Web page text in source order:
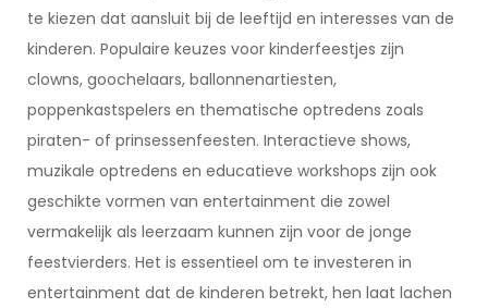
te kiezen dat aansluit bij de leeftijd en interesses van de
kinderen. Populaire keuzes voor kinderfeestjes zijn
clowns, goochelaars, ballonnenartiesten,
poppenkastspelers en thematische optredens zoals
piraten- of prinsessenfeesten. Interactieve shows,
muzikale optredens en educatieve workshops zijn ook
geschikte vormen van entertainment die zowel
vermakelijk als leerzaam kunnen zijn voor de jonge
feestvierders. Het is essentieel om te investeren in
entertainment dat de kinderen betrekt, hen laat lachen